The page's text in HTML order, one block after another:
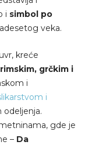
i simbol po
veka.
kreće
grčkim i
i
i
odeljenja.
gde je
– Da